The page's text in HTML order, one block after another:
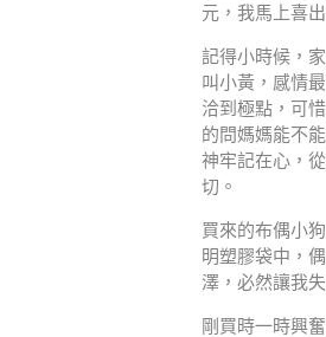
元，我馬上喜
記得小時候，
叫小黃，感情
洽到極點，可
的問媽媽能不
神牢記在心，
切。
買來的布偶小
明塑膠袋中，
澤，必然讓我失
剛買時一時興